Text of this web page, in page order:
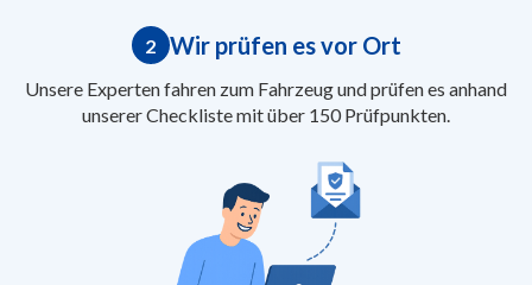
2 Wir prüfen es vor Ort
Unsere Experten fahren zum Fahrzeug und prüfen es anhand
unserer Checkliste mit über 150 Prüfpunkten.